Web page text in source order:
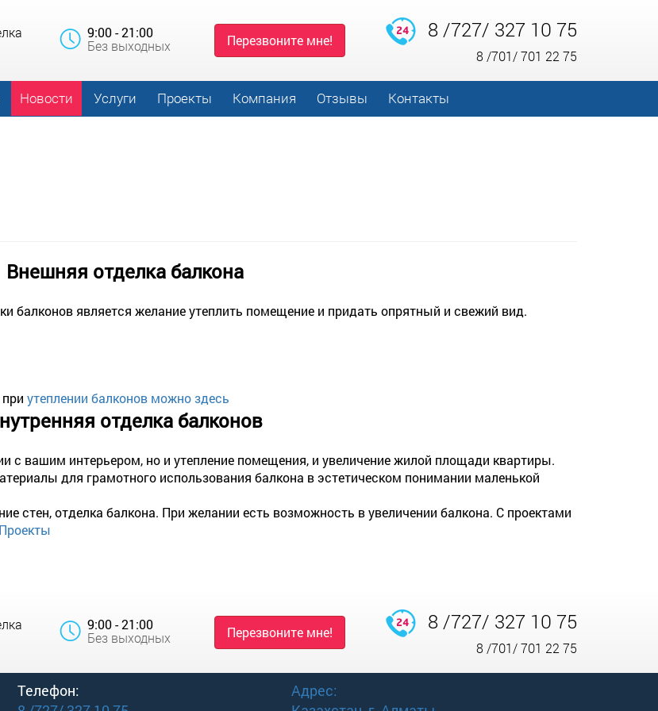
9:00 - 21:00
Без выходных
Перезвоните мне! 8 /727/ 327 10 75
8 /701/ 701 22 75
Новости Услуги Проекты Компания Отзывы Контакты
Внешняя отделка балкона
балконов является желание утеплить помещение и придать опрятный и свежий вид.
утеплении балконов можно здесь
отделка балконов
с вашим интерьером, но и утепление помещения, и увеличение жилой площади квартиры.
для грамотного использования балкона в эстетическом понимании маленькой
стен, отделка балкона. При желании есть возможность в увеличении балкона. С проектами
Проекты
9:00 - 21:00
Без выходных
Перезвоните мне! 8 /727/ 327 10 75
8 /701/ 701 22 75
Телефон:
Адрес: